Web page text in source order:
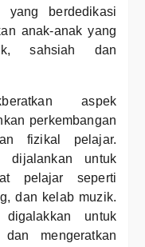
yang berdedikasi
anak-anak yang
sahsiah dan
aspek
perkembangan
fizikal pelajar.
dijalankan untuk
pelajar seperti
dan kelab muzik.
untuk
dan mengeratkan